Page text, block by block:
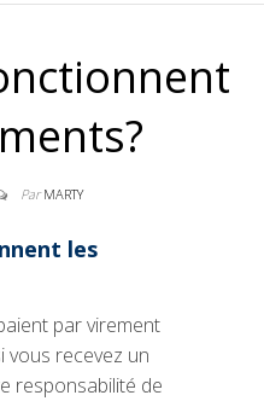
ST-
ParMARTY
les
par virement
vous recevez un
responsabilité de